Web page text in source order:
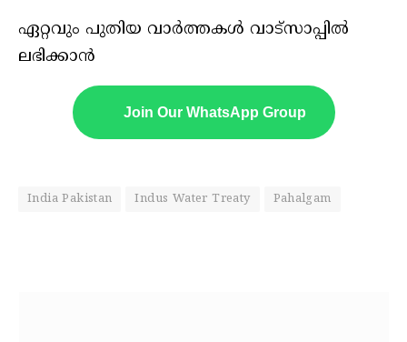
ഏറ്റവും പുതിയ വാർത്തകൾ വാട്സാപ്പിൽ
ലഭിക്കാൻ
Join Our WhatsApp Group
India Pakistan Indus Water Treaty Pahalgam